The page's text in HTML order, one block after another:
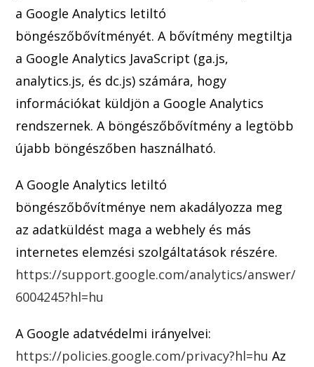
a Google Analytics letiltó
böngészőbővítményét. A bővítmény megtiltja
a Google Analytics JavaScript (ga.js,
analytics.js, és dc.js) számára, hogy
információkat küldjön a Google Analytics
rendszernek. A böngészőbővítmény a legtöbb
újabb böngészőben használható.
A Google Analytics letiltó
böngészőbővítménye nem akadályozza meg
az adatküldést maga a webhely és más
internetes elemzési szolgáltatások részére.
https://support.google.com/analytics/answer/
6004245?hl=hu
A Google adatvédelmi irányelvei:
https://policies.google.com/privacy?hl=hu Az